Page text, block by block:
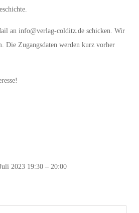
an info@verlag-colditz.de schicken. Wir
Die Zugangsdaten werden kurz vorher
2023 19:30 – 20:00